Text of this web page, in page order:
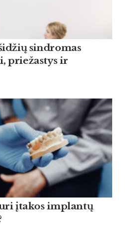
sindromas
priežastys ir
įtakos implantų